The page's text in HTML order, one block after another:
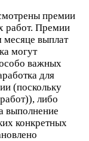
премии
работ. Премии
месяце выплат
могут
важных
для
(поскольку
либо
выполнение
конкретных